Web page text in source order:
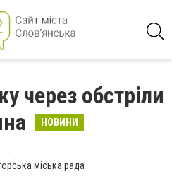
через обстріли
НОВИНИ
міська рада